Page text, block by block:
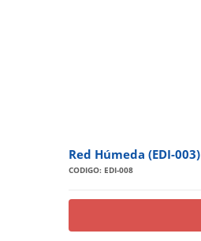
Red Húmeda (EDI-003)
CODIGO: EDI-008